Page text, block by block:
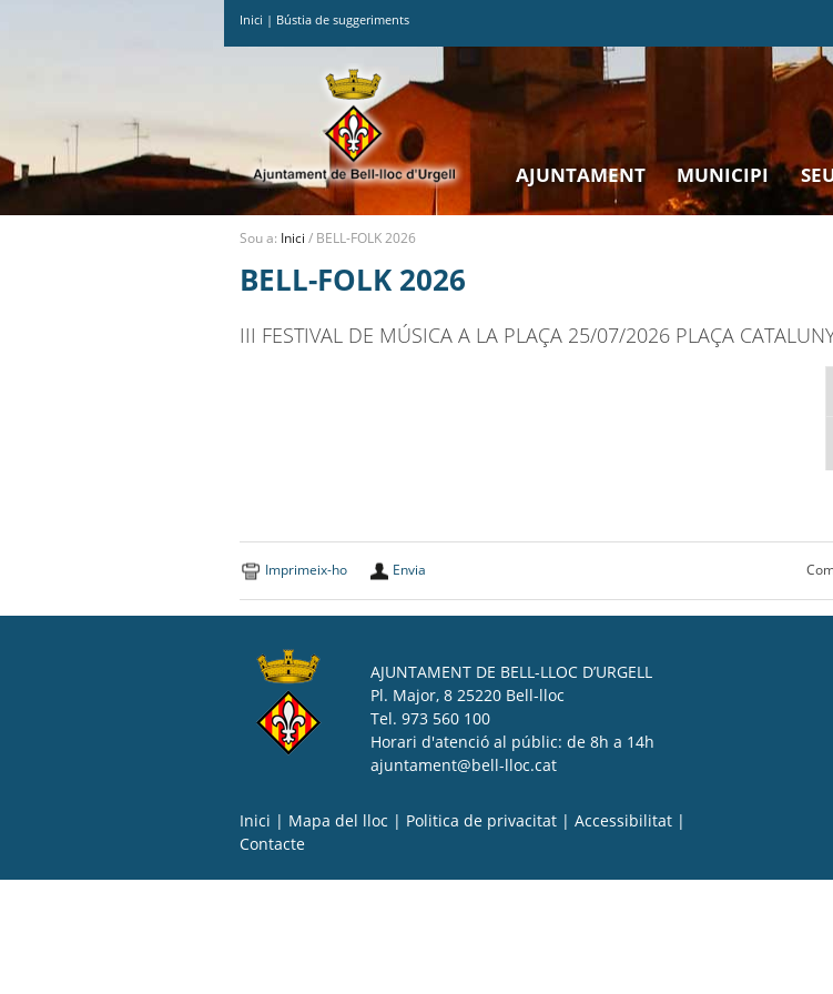
Inici | Bústia de suggeriments
AJUNTAMENT MUNICIPI
Sou a: Inici / BELL-FOLK 2026
BELL-FOLK 2026
III FESTIVAL DE MÚSICA A LA PLAÇA 25/07/2026 PLAÇA
Imprimeix-ho Envia
AJUNTAMENT DE BELL-LLOC D’URGELL
Pl. Major, 8 25220 Bell-lloc
Tel. 973 560 100
Horari d'atenció al públic: de 8h a 14h
ajuntament@bell-lloc.cat
Inici | Mapa del lloc | Politica de privacitat | Accessibilitat |
Contacte